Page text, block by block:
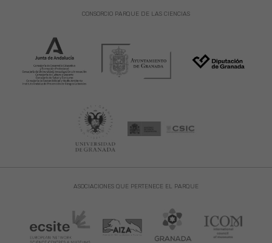
ASOCIACIONES QUE PERTENECE EL PARQUE
CONSORCIO PARQUE DE LAS CIENCIAS